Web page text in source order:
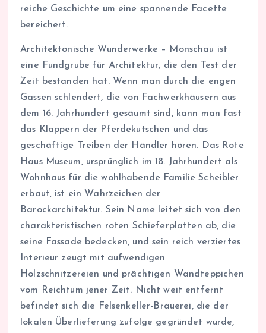
reiche Geschichte um eine spannende Facette
bereichert.
Architektonische Wunderwerke – Monschau ist
eine Fundgrube für Architektur, die den Test der
Zeit bestanden hat. Wenn man durch die engen
Gassen schlendert, die von Fachwerkhäusern aus
dem 16. Jahrhundert gesäumt sind, kann man fast
das Klappern der Pferdekutschen und das
geschäftige Treiben der Händler hören. Das Rote
Haus Museum, ursprünglich im 18. Jahrhundert als
Wohnhaus für die wohlhabende Familie Scheibler
erbaut, ist ein Wahrzeichen der
Barockarchitektur. Sein Name leitet sich von den
charakteristischen roten Schieferplatten ab, die
seine Fassade bedecken, und sein reich verziertes
Interieur zeugt mit aufwendigen
Holzschnitzereien und prächtigen Wandteppichen
vom Reichtum jener Zeit. Nicht weit entfernt
befindet sich die Felsenkeller-Brauerei, die der
lokalen Überlieferung zufolge gegründet wurde,